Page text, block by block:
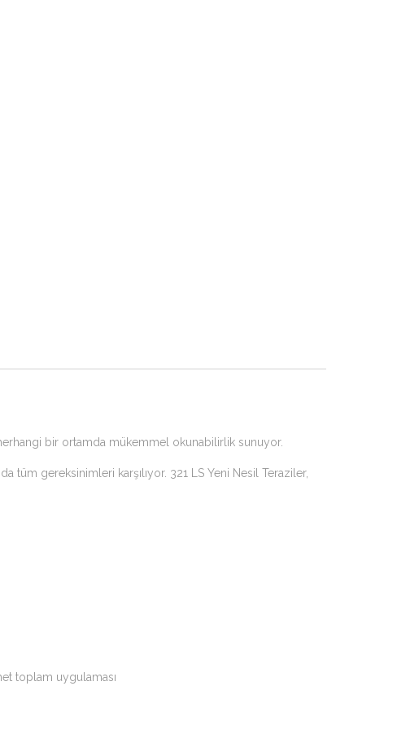
bir ortamda mükemmel okunabilirlik sunuyor.
tüm gereksinimleri karşılıyor. 321 LS Yeni Nesil Teraziler,
toplam uygulaması